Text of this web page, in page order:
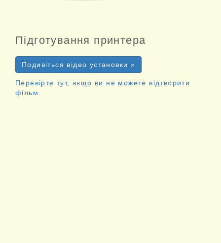
Підготування принтера
Подивіться відео установки »
Перевірте тут, якщо ви не можете відтворити
фільм.